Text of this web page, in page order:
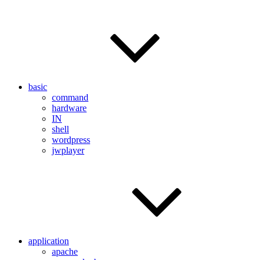
basic
command
hardware
IN
shell
wordpress
jwplayer
application
apache